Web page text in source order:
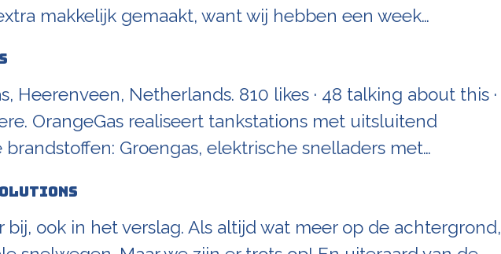
makkelijk gemaakt, want wij hebben een week…
Heerenveen, Netherlands. 810 likes · 48 talking about this ·
OrangeGas realiseert tankstations met uitsluitend
brandstoffen: Groengas, elektrische snelladers met…
bij, ook in het verslag. Als altijd wat meer op de achtergrond,